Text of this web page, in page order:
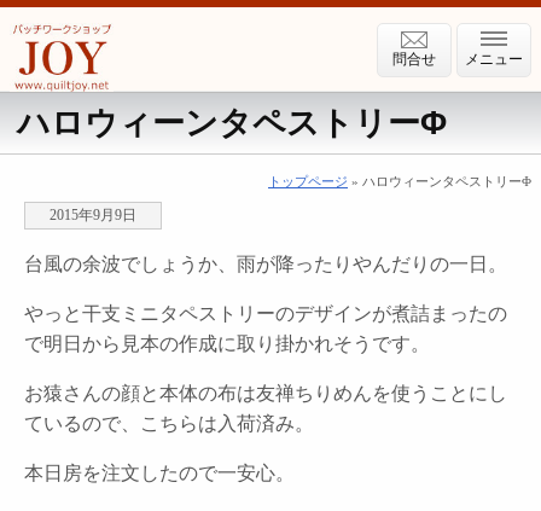
メニュー
問合せ
ハロウィーンタペストリーΦ
トップページ » ハロウィーンタペストリーΦ
2015年9月9日
台風の余波でしょうか、雨が降ったりやんだりの一日。
やっと干支ミニタペストリーのデザインが煮詰まったの
で明日から見本の作成に取り掛かれそうです。
お猿さんの顔と本体の布は友禅ちりめんを使うことにし
ているので、こちらは入荷済み。
本日房を注文したので一安心。